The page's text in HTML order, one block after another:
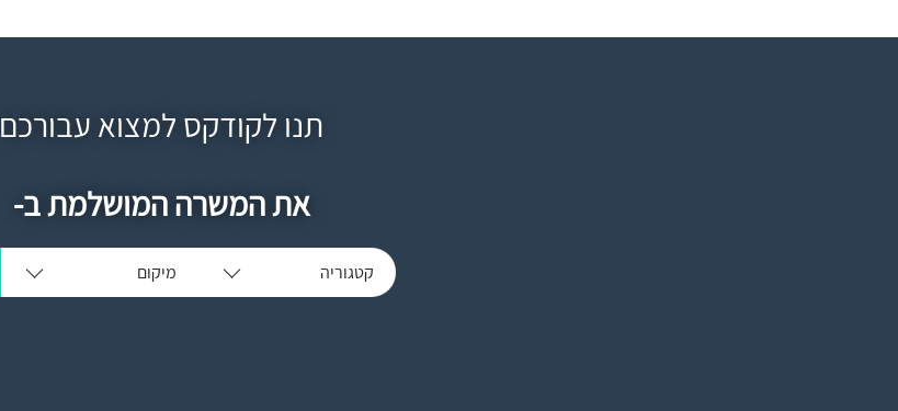
תנו לקודקס למצוא עבורכם
את המשרה המושלמת ב-
קטגוריה מיקום